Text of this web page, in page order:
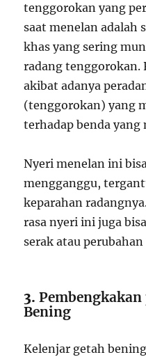
tenggorokan yang
saat menelan adalah
khas yang sering
radang tenggorokan.
akibat adanya
(tenggorokan) yang
terhadap benda yang
Nyeri menelan ini
mengganggu,
keparahan
rasa nyeri ini juga
serak atau perubahan
3.Pembengkakan
Bening
Kelenjar getah